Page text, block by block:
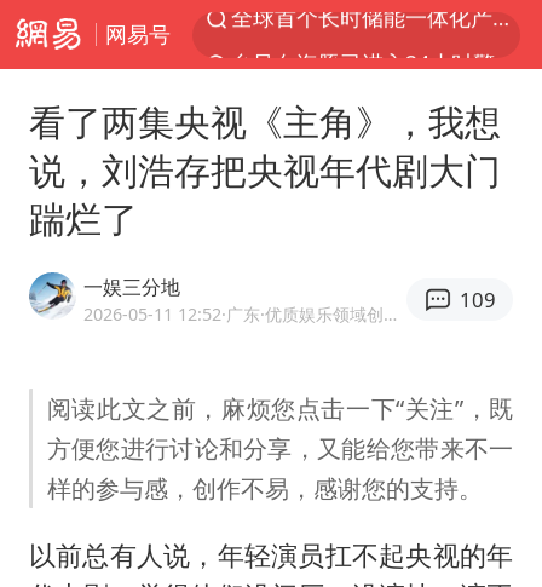
网易号
台风白海豚已进入24小时警戒线
上海：台风白海豚或将带来龙卷风
四川宜宾高县4.9级地震致1死
秋天的第一杯奶茶到底有多火
胜宏科技：股票交易异常波动
国乒男单横滨冠军赛全军覆没
胡彦斌获《歌手2026》歌王
看了两集央视《主角》，我想
说，刘浩存把央视年代剧大门
踹烂了
一娱三分地
2026-05-11 12:52·广东 ·优质娱乐领域创作者
109
阅读此文之前，麻烦您点击一下“关注”，既
方便您进行讨论和分享，又能给您带来不一
样的参与感，创作不易，感谢您的支持。
以前总有人说，年轻演员扛不起央视的年